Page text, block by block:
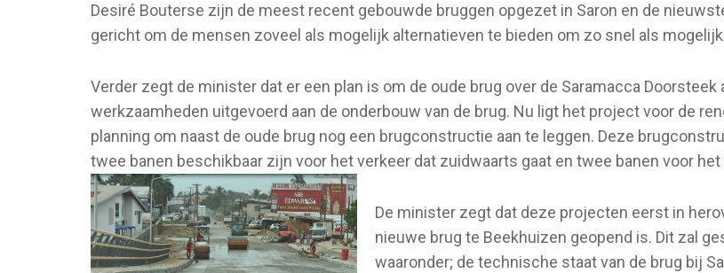
Desiré Bouterse zijn de meest recent gebouwde bruggen opgezet in Saron en de
gericht om de mensen zoveel als mogelijk alternatieven te bieden om zo snel als
Verder zegt de minister dat er een plan is om de oude brug over de Saramacca Doorsteek
werkzaamheden uitgevoerd aan de onderbouw van de brug. Nu ligt het project voor de
planning om naast de oude brug nog een brugconstructie aan te leggen. Deze
twee banen beschikbaar zijn voor het verkeer dat zuidwaarts gaat en twee banen voor
De minister zegt dat deze projecten eerst in
nieuwe brug te Beekhuizen geopend is. Dit zal
waaronder; de technische staat van de brug bij